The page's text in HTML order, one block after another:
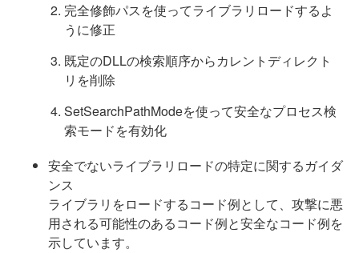
完全修飾パスを使ってライブラリロードするよ
うに修正
既定のDLLの検索順序からカレントディレクト
リを削除
SetSearchPathModeを使って安全なプロセス検
索モードを有効化
安全でないライブラリロードの特定に関するガイダ
ンス
ライブラリをロードするコード例として、攻撃に悪
用される可能性のあるコード例と安全なコード例を
示しています。